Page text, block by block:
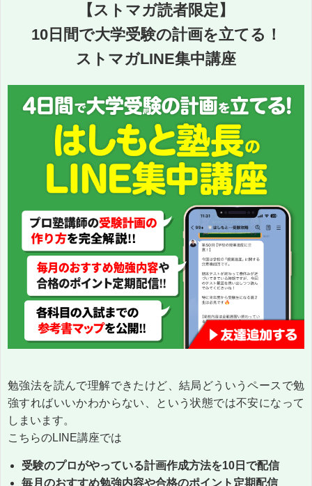
【ストマガ読者限定】
10日間で大学受験の計画を立てる！
ストマガLINE集中講座
勉強法を読んで理解できたけど、結局どういうペースで勉
強すればいいかわからない、という状態では不安になって
しまいます。
こちらのLINE講座では
受験のプロがやっている計画作成方法を10日で配信
毎月のおすすめ勉強内容や合格のポイント定期配信